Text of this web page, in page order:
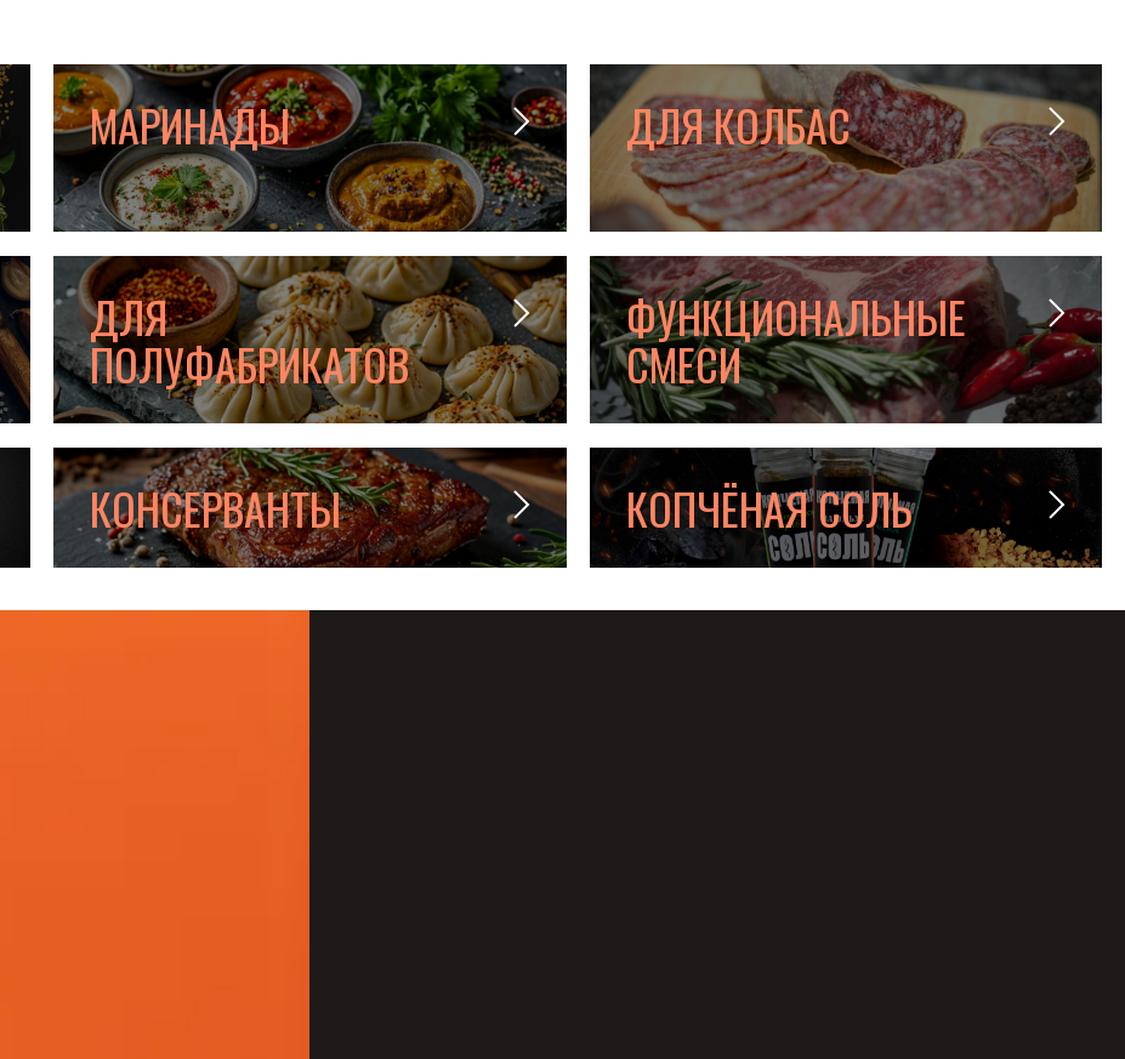
МАРИНАДЫ ДЛЯ КОЛБАС
ДЛЯ
ПОЛУФАБРИКАТОВ
ФУНКЦИОНАЛЬНЫЕ
СМЕСИ
КОНСЕРВАНТЫ КОПЧЁНАЯ СОЛЬ